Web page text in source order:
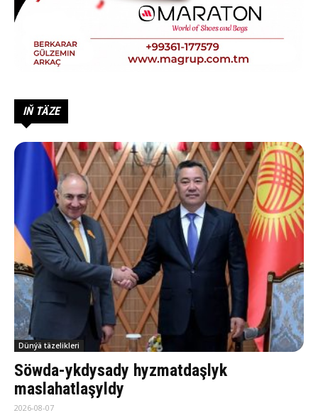
IŇ TÄZE
Dünýä täzelikleri
Söwda-ykdysady hyzmatdaşlyk
maslahatlaşyldy
2026-08-07